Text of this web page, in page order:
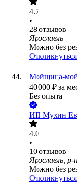
4.7
•
28 отзывов
Ярославль
Можно без
Откликнуться
Мойщица-
40 000 ₽ за
Без опыта
ИП Мухин
4.0
•
10 отзывов
Ярославль, р-
Можно без
Откликнуться